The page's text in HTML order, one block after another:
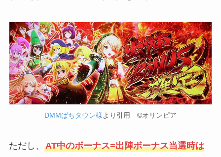
DMMぱちタウン様より引用 ©オリンピア
ただし、 AT中のボーナス=出陣ボーナス当選時は